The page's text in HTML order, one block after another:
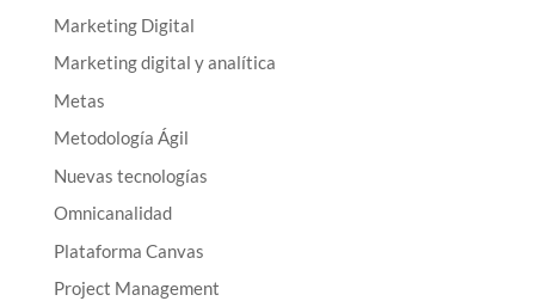
Marketing Digital
Marketing digital y analítica
Metas
Metodología Ágil
Nuevas tecnologías
Omnicanalidad
Plataforma Canvas
Project Management